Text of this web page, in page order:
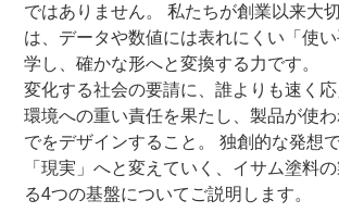
ではありません。 私たちが創業以来大
は、データや数値には表れにくい「使
学し、確かな形へと変換する力です。
変化する社会の要請に、誰よりも速く
環境への重い責任を果たし、製品が使
でをデザインすること。 独創的な発想
「現実」へと変えていく、イサム塗料
る4つの基盤についてご説明します。